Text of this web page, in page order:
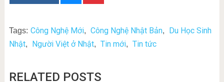
Tags: Công Nghệ Mới, Công Nghệ Nhật Bản,
Du Học Sinh
Nhật, Người Việt ở Nhật, Tin mới, Tin tức
RELATED POSTS